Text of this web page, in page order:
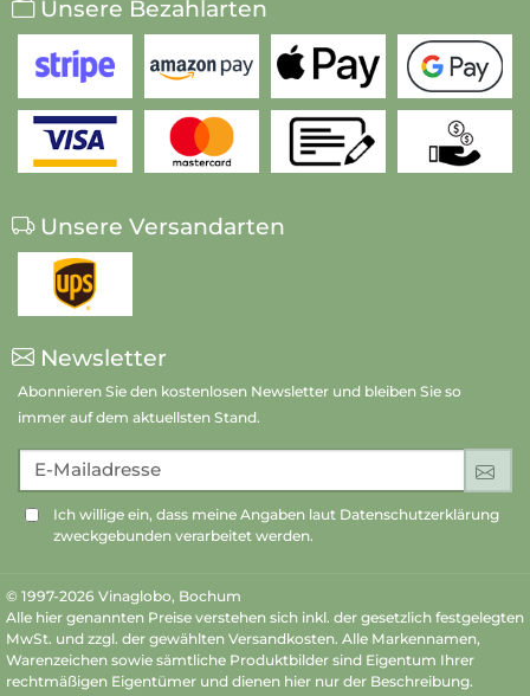
Unsere Bezahlarten
Unsere Versandarten
Newsletter
Abonnieren Sie den kostenlosen Newsletter und bleiben Sie so
immer auf dem aktuellsten Stand.
E-Mailadresse
Ich willige ein, dass meine Angaben laut Datenschutzerklärung
zweckgebunden verarbeitet werden.
© 1997-2026 Vinaglobo, Bochum
Alle hier genannten Preise verstehen sich inkl. der gesetzlich festgelegten
MwSt. und zzgl. der gewählten Versandkosten. Alle Markennamen,
Warenzeichen sowie sämtliche Produktbilder sind Eigentum Ihrer
rechtmäßigen Eigentümer und dienen hier nur der Beschreibung.